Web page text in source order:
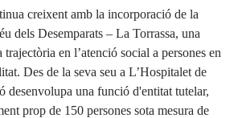
creixent amb la incorporació de la
dels Desemparats – La Torrassa, una
en l’atenció social a persones en
Des de la seva seu a L’Hospitalet de
desenvolupa una funció d'entitat tutelar,
prop de 150 persones sota mesura de